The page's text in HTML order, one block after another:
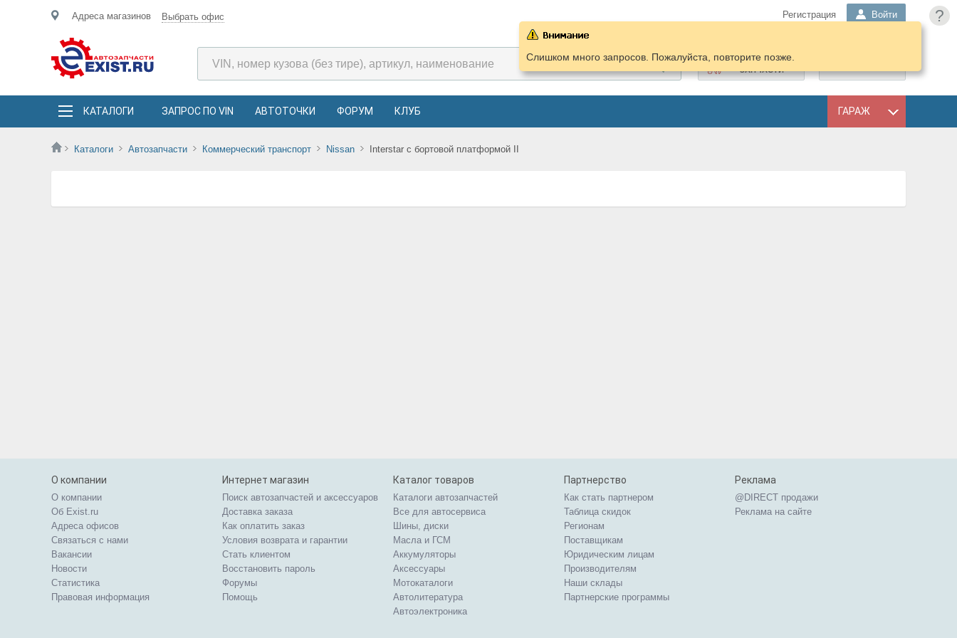
?
Адреса магазинов Выбрать офис Регистрация Войти
ПОДОБРАТЬ
ЗАПЧАСТИ
КАТАЛОГИ ЗАПРОС ПО VIN АВТОТОЧКИ ФОРУМ КЛУБ ГАРАЖ
Каталоги Автозапчасти Коммерческий транспорт Nissan Interstar c бортовой платформой II
Слишком много запросов. Пожалуйста, повторите позже.
О компании
О компании
Об Exist.ru
Адреса офисов
Связаться с нами
Вакансии
Новости
Статистика
Правовая информация
Интернет магазин
Поиск автозапчастей и аксессуаров
Доставка заказа
Как оплатить заказ
Условия возврата и гарантии
Стать клиентом
Восстановить пароль
Форумы
Помощь
Каталог товаров
Каталоги автозапчастей
Все для автосервиса
Шины, диски
Масла и ГСМ
Аккумуляторы
Аксессуары
Мотокаталоги
Автолитература
Автоэлектроника
Партнерство
Как стать партнером
Таблица скидок
Регионам
Поставщикам
Юридическим лицам
Производителям
Наши склады
Партнерские программы
Реклама
@DIRECT продажи
Реклама на сайте